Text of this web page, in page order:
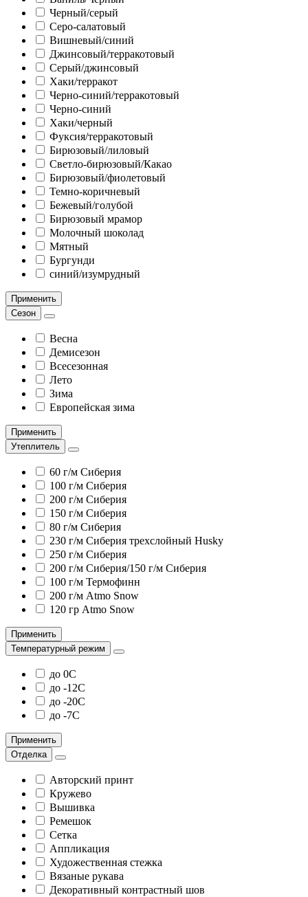
Черный/серый
Серо-салатовый
Вишневый/синий
Джинсовый/терракотовый
Серый/джинсовый
Хаки/терракот
Черно-синий/терракотовый
Черно-синий
Хаки/черный
Фуксия/терракотовый
Бирюзовый/лиловый
Светло-бирюзовый/Какао
Бирюзовый/фиолетовый
Темно-коричневый
Бежевый/голубой
Бирюзовый мрамор
Молочный шоколад
Мятный
Бургунди
синий/изумрудный
Применить
Сезон
Весна
Демисезон
Всесезонная
Лето
Зима
Европейская зима
Применить
Утеплитель
60 г/м Сиберия
100 г/м Сиберия
200 г/м Сиберия
150 г/м Сиберия
80 г/м Сиберия
230 г/м Сиберия трехслойный Husky
250 г/м Сиберия
200 г/м Сиберия/150 г/м Сиберия
100 г/м Термофинн
200 г/м Atmo Snow
120 гр Atmo Snow
Применить
Температурный режим
до 0С
до -12С
до -20С
до -7С
Применить
Отделка
Авторский принт
Кружево
Вышивка
Ремешок
Сетка
Аппликация
Художественная стежка
Вязаные рукава
Декоративный контрастный шов